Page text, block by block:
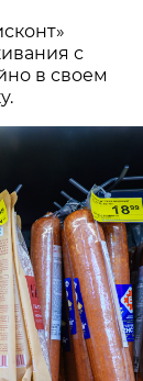
с
в своем